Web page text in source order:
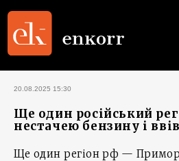
20.08.2025 15:30
Ще один російський
нестачею бензину і
Ще один регіон рф —